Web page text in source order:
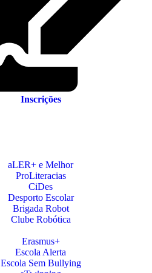
Inscrições
aLER+ e Melhor
ProLiteracias
CiDes
Desporto Escolar
Brigada Robot
Clube Robótica
Erasmus+
Escola Alerta
Escola Sem Bullying